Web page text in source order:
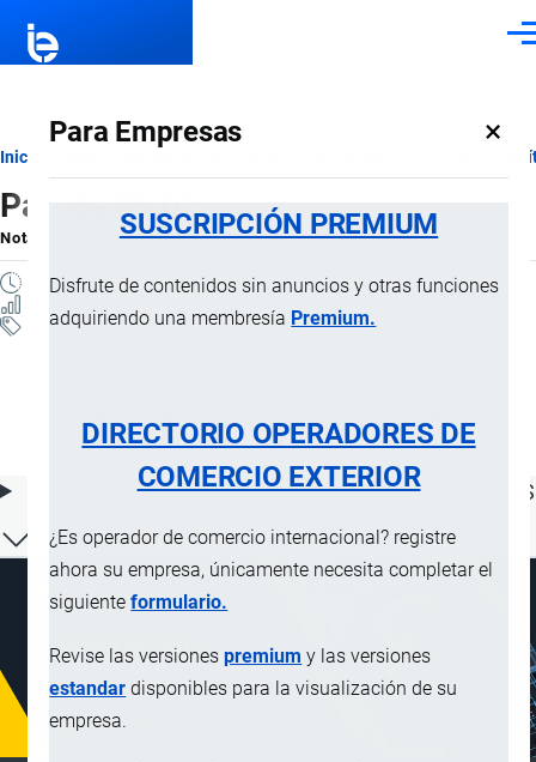
Para Empresas ×
SUSCRIPCIÓN PREMIUM
Disfrute de contenidos sin anuncios y otras funciones
adquiriendo una membresía Premium.
DIRECTORIO OPERADORES DE
COMERCIO EXTERIOR
¿Es operador de comercio internacional? registre
ahora su empresa, únicamente necesita completar el
siguienteformulario.
Revise las versionespremium y las versiones
estandar disponibles para la visualización de su
empresa.
Ruta
de
navegación
Inicio
Partida 09.02
Nota ExplicativaporImportaciones …, 16 Julio, 2024
2 MINUTOS
Notas Explicativas
09.02 Té, incluso aromatizado
ÍNDICE DE CONTENIDOS